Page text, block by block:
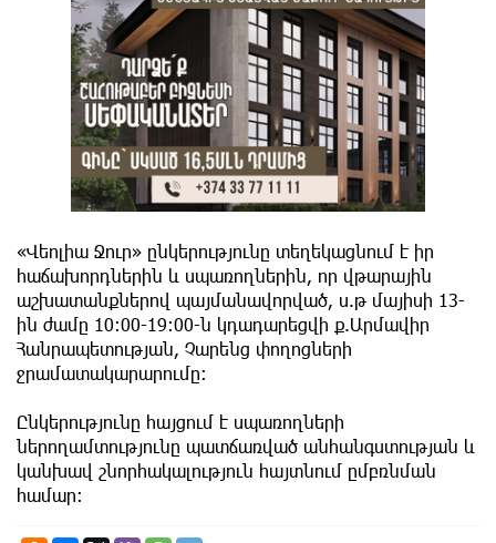
«Վեոլիա Ջուր» ընկերությունը տեղեկացնում է իր
հաճախորդներին և սպառողներին, որ վթարային
աշխատանքներով պայմանավորված, ս.թ մայիսի 13-
ին ժամը 10:00-19:00-ն կդադարեցվի ք.Արմավիր
Հանրապետության, Չարենց փողոցների
ջրամատակարարումը:
Ընկերությունը հայցում է սպառողների
ներողամտությունը պատճառված անհանգստության և
կանխավ շնորհակալություն հայտնում ըմբռնման
համար: